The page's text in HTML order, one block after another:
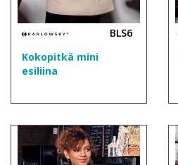
BLS6
Kokopitkä mini
esiliina